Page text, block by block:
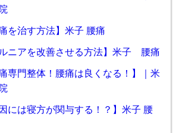
を治す方法】米子 腰痛
ルニアを改善させる方法】米子 腰痛
専門整体！腰痛は良くなる！】｜米
には寝方が関与する！？】米子 腰